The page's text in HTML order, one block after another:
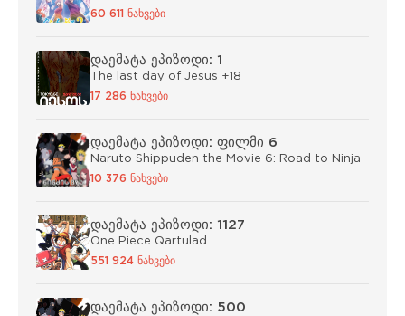
60 611 ნახვები
დაემატა ეპიზოდი: 1
The last day of Jesus +18
17 286 ნახვები
დაემატა ეპიზოდი: ფილმი 6
Naruto Shippuden the Movie 6: Road to Ninja
10 376 ნახვები
დაემატა ეპიზოდი: 1127
One Piece Qartulad
551 924 ნახვები
დაემატა ეპიზოდი: 500